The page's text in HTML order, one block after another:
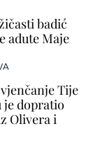
badić
adute Maje
Tije
je dopratio
Olivera i